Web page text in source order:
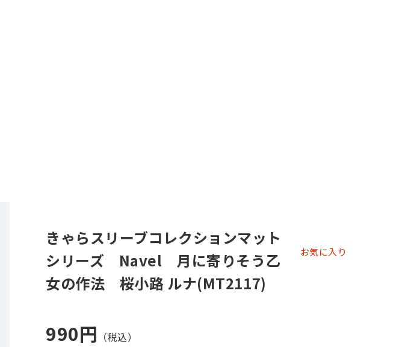
きゃらスリーブコレクションマット
シリーズ Navel 月に寄りそう乙
女の作法 桜小路 ルナ(MT2117)
お気に入り
990円